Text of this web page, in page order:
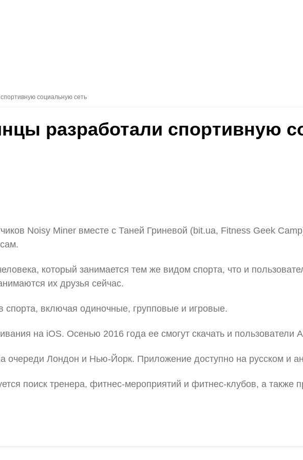
социальную сеть
разработали спортивную
Noisy Miner вместе с Таней Гриневой (bit.ua, Fitness Geek
который занимается тем же видом спорта, что и
их друзья сейчас.
спорта, включая одиночные, групповые и игровые.
на iOS. Осенью 2016 года ее смогут скачать и пользователи
очереди Лондон и Нью-Йорк. Приложение доступно на русском и
поиск тренера, фитнес-мероприятий и фитнес-клубов, а также